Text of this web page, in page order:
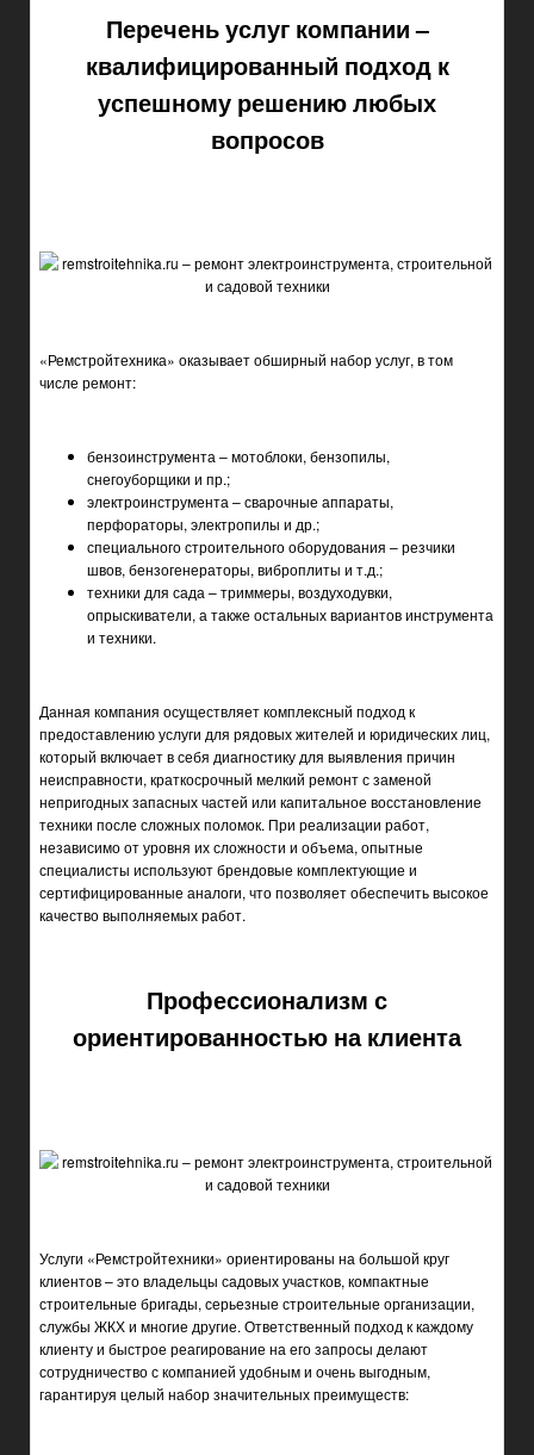
Перечень услуг компании –
квалифицированный подход к
успешному решению любых
вопросов
«Ремстройтехника» оказывает обширный набор услуг, в том
числе ремонт:
бензоинструмента – мотоблоки, бензопилы,
снегоуборщики и пр.;
электроинструмента – сварочные аппараты,
перфораторы, электропилы и др.;
специального строительного оборудования – резчики
швов, бензогенераторы, виброплиты и т.д.;
техники для сада – триммеры, воздуходувки,
опрыскиватели, а также остальных вариантов инструмента
и техники.
Данная компания осуществляет комплексный подход к
предоставлению услуги для рядовых жителей и юридических лиц,
который включает в себя диагностику для выявления причин
неисправности, краткосрочный мелкий ремонт с заменой
непригодных запасных частей или капитальное восстановление
техники после сложных поломок. При реализации работ,
независимо от уровня их сложности и объема, опытные
специалисты используют брендовые комплектующие и
сертифицированные аналоги, что позволяет обеспечить высокое
качество выполняемых работ.
Профессионализм с
ориентированностью на клиента
Услуги «Ремстройтехники» ориентированы на большой круг
клиентов – это владельцы садовых участков, компактные
строительные бригады, серьезные строительные организации,
службы ЖКХ и многие другие. Ответственный подход к каждому
клиенту и быстрое реагирование на его запросы делают
сотрудничество с компанией удобным и очень выгодным,
гарантируя целый набор значительных преимуществ: